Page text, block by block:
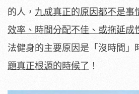
的人， 九成真正的原因都不是事
效率、時間分配不佳、或拖延成
法健身的主要原因是「沒時間」
題真正根源的時候了 ！